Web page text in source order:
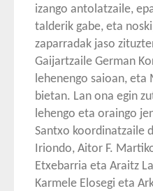
izango antolatzaile,
talderik gabe, eta
zaparradak jaso
Gaijartzaile German
lehenengo saioan, eta
bietan. Lan ona egin
lehengo eta oraingo
Santxo koordinatzaile
Iriondo, Aitor F.
Etxebarria eta Araitz
Karmele Elosegi eta